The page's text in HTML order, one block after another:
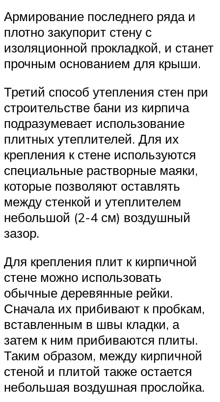
Армирование последнего ряда и
плотно закупорит стену с
изоляционной прокладкой, и станет
прочным основанием для крыши.
Третий способ утепления стен при
строительстве бани из кирпича
подразумевает использование
плитных утеплителей. Для их
крепления к стене используются
специальные растворные маяки,
которые позволяют оставлять
между стенкой и утеплителем
небольшой (2-4 см) воздушный
зазор.
Для крепления плит к кирпичной
стене можно использовать
обычные деревянные рейки.
Сначала их прибивают к пробкам,
вставленным в швы кладки, а
затем к ним прибиваются плиты.
Таким образом, между кирпичной
стеной и плитой также остается
небольшая воздушная прослойка.